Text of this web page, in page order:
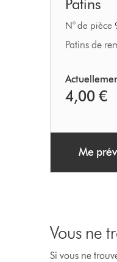
Patins
N° de pièce
Patins de
4,00 €
Me
Vous ne
Si vous ne